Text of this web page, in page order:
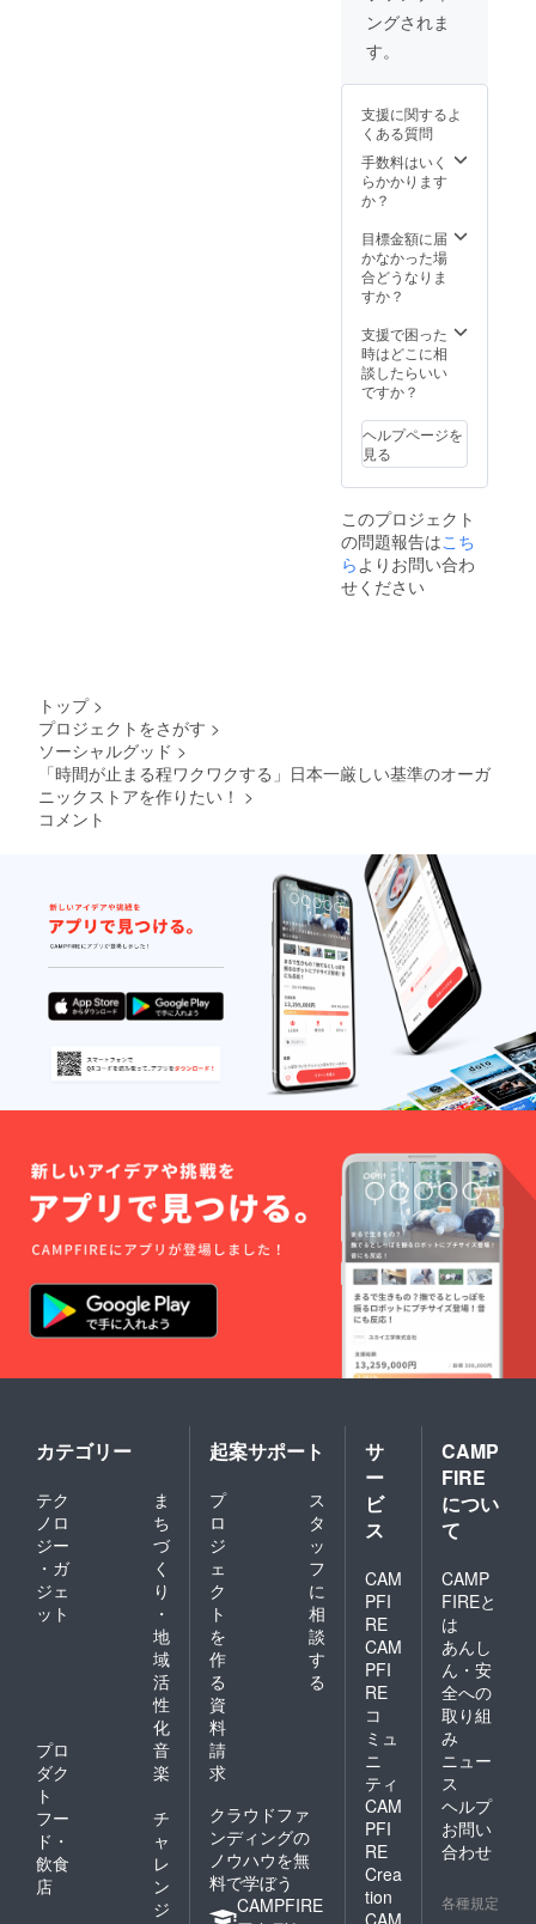
ます。
行う こ
ちらの
断を
くださ
い。
→https:
//fivele.
osis/
３． プ
ロ
ルな五
行診断
士が、
診断表
し、あ
なたの
状態を
チェッ
す。
４．プ
ロ
フェッ
ショナ
す。２
５．世
界で
たった
１つの
あなた
だけの
Fivele
が診断
結果
（お手
紙）と
一緒
に、お
手元に
す。 <
商品の
詳細は
こちら>
https://i
nyoum
arket.c
om/cat
egory/b
24-1 ※
オート
ク
ル式の
ため、
製造に
1ヶ月～
1ヶ月半
程かか
造でき
次第お
送りさ
せて頂
きま
す。 ■
郵送で
のお届
けとな
りま
す。
ングされま
す。
支援に関するよ
くある質問
手数料はいく
らかかります
か？
目標金額に届
かなかった場
合どうなりま
すか？
支援で困った
時はどこに相
談したらいい
ですか？
ヘルプページを
見る
このプロジェクト
の問題報告はこち
らよりお問い合わ
せください
トップ >
プロジェクトをさがす >
ソーシャルグッド >
「時間が止まる程ワクワクする」日本一厳しい基準のオーガ
ニックストアを作りたい！ >
コメント
カテゴリー
テク
ノロ
ジー
・ガ
ジェ
ット
ま
ち
づ
く
り
・
地
域
活
性
化
プロ
ダク
ト
音
楽
フー
ド・
飲食
店
チ
ャ
レ
ン
ジ
起案サポート
プ
ロ
ジ
ェ
ク
ト
を
作
る
ス
タ
ッ
フ
に
相
談
す
る
資
料
請
求
クラウドファ
ンディングの
ノウハウを無
料で学ぼう
CAMPFIRE
サ
ー
ビ
ス
CAM
PFI
RE
CAM
PFI
RE
コ
ミュ
ニ
ティ
CAM
PFI
RE
Crea
tion
CAM
CAMP
FIRE
につい
て
CAMP
FIREと
は
あんし
ん・安
全への
取り組
み
ニュー
ス
ヘルプ
お問い
合わせ
各種規定